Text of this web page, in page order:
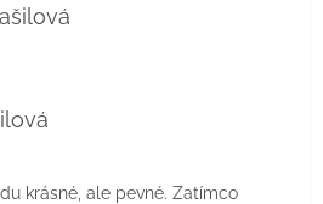
je 5 z 5 hvězdiček.
je 5 z 5 hvězdiček.
krásné, ale pevné. Zatímco